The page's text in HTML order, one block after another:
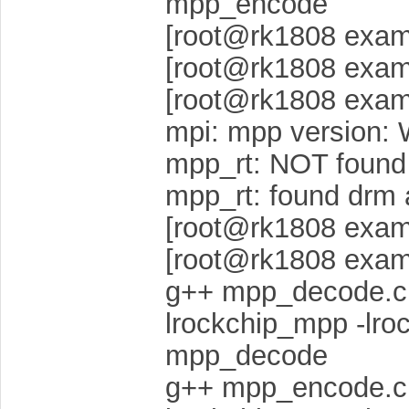
[root@rk1808
[root@rk1808
[root@rk1808
mpi: mpp version:
mpp_rt: NOT
mpp_rt: found drm
[root@rk1808
[root@rk1808
g++
lrockchip_mpp -
mpp_decode
g++